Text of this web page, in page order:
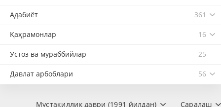
Адабиёт 361
Қаҳрамонлар 16
Устоз ва мураббийлар 25
Давлат арбоблари 56
Саралаш
Мустақиллик даври (1991 йилдан)